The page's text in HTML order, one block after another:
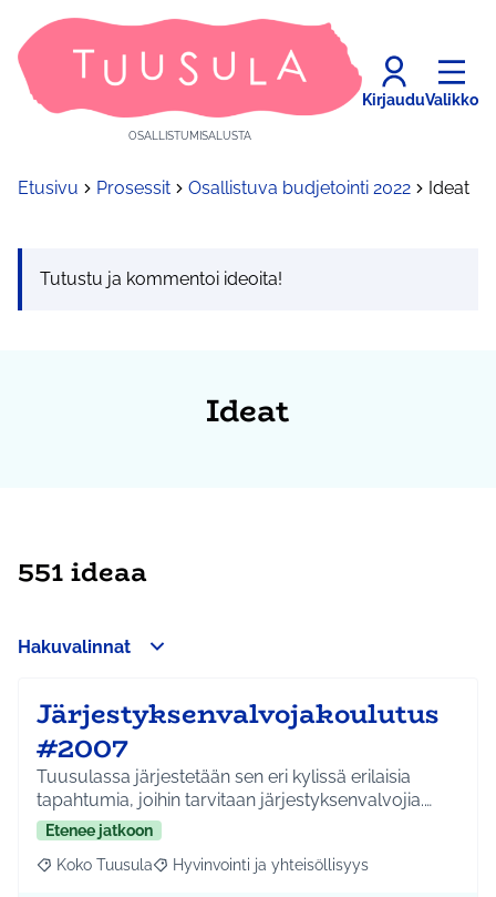
OSALLISTUMISALUSTA
KirjauduValikko
Etusivu Prosessit Osallistuva budjetointi 2022 Ideat
Tutustu ja kommentoi ideoita!
Ideat
551 ideaa
Hakuvalinnat
Järjestyksenvalvojakoulutus
#2007
Tuusulassa järjestetään sen eri kylissä erilaisia
tapahtumia, joihin tarvitaan järjestyksenvalvojia.…
Etenee jatkoon
Rajaa tulokset aihepiirin mukaan: Koko Tuusula
Koko Tuusula Rajaa tulokset teeman mukaan: Hyvinvointi ja
Hyvinvointi ja yhteisöllisyys